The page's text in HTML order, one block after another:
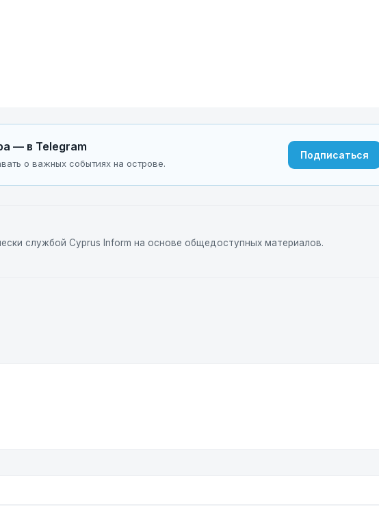
— в Telegram
о важных событиях на острове.
Подписаться
службой Cyprus Inform на основе общедоступных материалов.